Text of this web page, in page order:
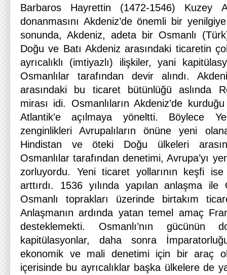
Barbaros Hayrettin (1472-1546) Kuzey
donanmasını Akdeniz’de önemli bir
sonunda, Akdeniz, adeta bir Osmanlı
Doğu ve Batı Akdeniz arasındaki ticaretin
ayrıcalıklı (imtiyazlı) ilişkiler, yani
Osmanlılar tarafından devir alındı.
arasındaki bu ticaret bütünlüğü aslında
mirası idi. Osmanlıların Akdeniz’de
Atlantik’e açılmaya yöneltti. Böylece
zenginlikleri Avrupalıların önüne yeni
Hindistan ve öteki Doğu ülkeleri
Osmanlılar tarafından denetimi, Avrupa’yı
zorluyordu. Yeni ticaret yollarının keşfi ise
arttırdı. 1536 yılında yapılan anlaşma ile
Osmanlı toprakları üzerinde birtakım
Anlaşmanın ardında yatan temel amaç
desteklemekti. Osmanlı’nın gücünün
kapitülasyonlar, daha sonra
ekonomik ve mali denetimi için bir araç
içerisinde bu ayrıcalıklar başka ülkelere de